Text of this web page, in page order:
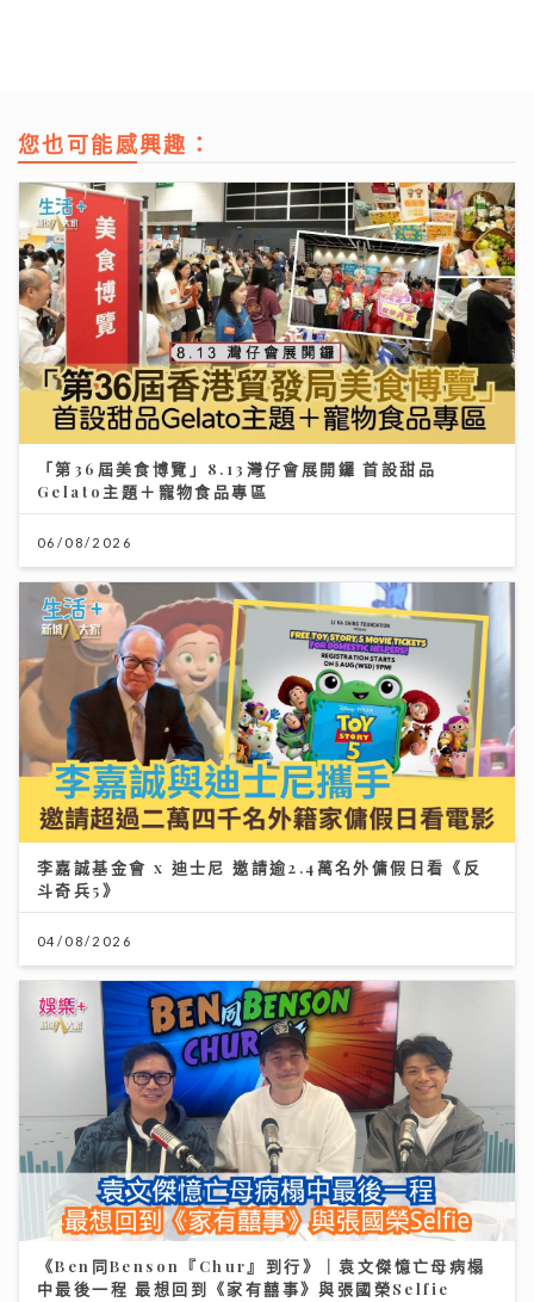
您也可能感興趣：
「第36屆美食博覽」8.13灣仔會展開鑼 首設甜品
Gelato主題＋寵物食品專區
06/08/2026
李嘉誠基金會 x 迪士尼 邀請逾2.4萬名外傭假日看《反
斗奇兵5》
04/08/2026
《Ben同Benson『Chur』到行》｜袁文傑憶亡母病榻
中最後一程 最想回到《家有囍事》與張國榮Selfie